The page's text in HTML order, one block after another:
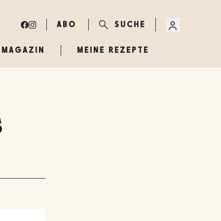
ABO SUCHE
MAGAZIN MEINE REZEPTE